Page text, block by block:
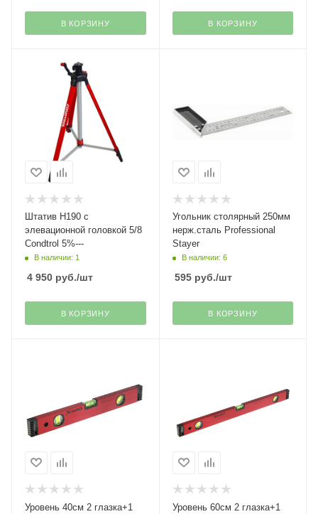
В КОРЗИНУ В КОРЗИНУ
Штатив H190 с
элевационной головкой 5/8
Condtrol 5%---
В наличии: 1
4 950 руб./шт
В КОРЗИНУ
Угольник столярный 250мм
нерж.сталь Professional
Stayer
В наличии: 6
595руб./шт
В КОРЗИНУ
Уровень 40см 2 глазка+1
Уровень 60см 2 глазка+1